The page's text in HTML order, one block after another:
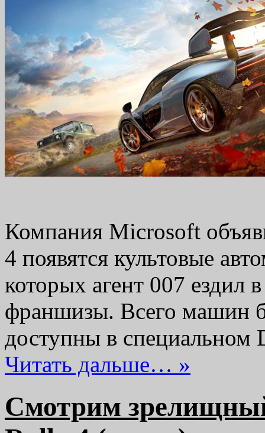
Компания Microsoft
4 появятся культовые
которых агент 007 ездил
франшизы. Всего машин
доступны в
Читать дальше… »
Смотрим